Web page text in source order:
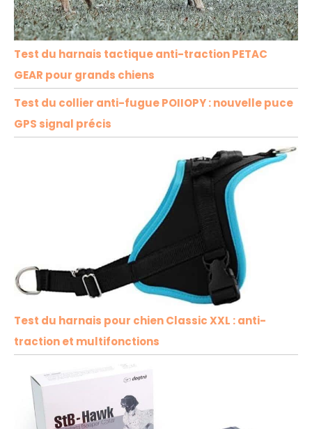
Test du harnais tactique anti-traction PETAC
GEAR pour grands chiens
Test du collier anti-fugue POIIOPY : nouvelle puce
GPS signal précis
Test du harnais pour chien Classic XXL : anti-
traction et multifonctions